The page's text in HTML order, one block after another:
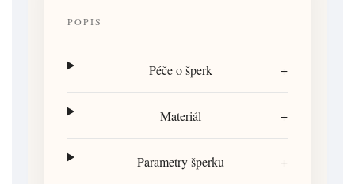
POPIS
Péče o šperk +
Materiál +
Parametry šperku +